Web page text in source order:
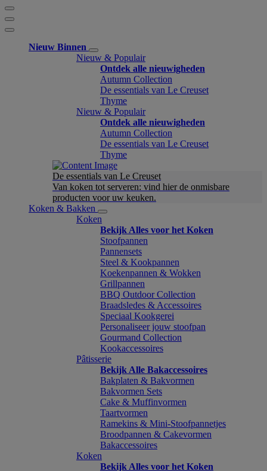
Nieuw Binnen
Nieuw & Populair
Ontdek alle nieuwigheden
Autumn Collection
De essentials van Le Creuset
Thyme
Nieuw & Populair
Ontdek alle nieuwigheden
Autumn Collection
De essentials van Le Creuset
Thyme
De essentials van Le Creuset
Van koken tot serveren: vind hier de onmisbare
producten voor uw keuken.
Koken & Bakken
Koken
Bekijk Alles voor het Koken
Stoofpannen
Pannensets
Steel & Kookpannen
Koekenpannen & Wokken
Grillpannen
BBQ Outdoor Collection
Braadsledes & Accessoires
Speciaal Kookgerei
Personaliseer jouw stoofpan
Gourmand Collection
Kookaccessoires
Pâtisserie
Bekijk Alle Bakaccessoires
Bakplaten & Bakvormen
Bakvormen Sets
Cake & Muffinvormen
Taartvormen
Ramekins & Mini-Stoofpannetjes
Broodpannen & Cakevormen
Bakaccessoires
Koken
Bekijk Alles voor het Koken